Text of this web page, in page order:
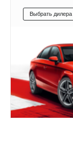
Выбрать дилера